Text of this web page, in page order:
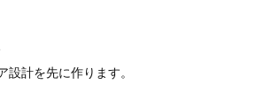
計を先に作ります。